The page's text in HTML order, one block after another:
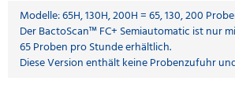
Modelle: 65H, 130H, 200H = 65, 130, 200
Der BactoScan™ FC+ Semiautomatic ist nur
65 Proben pro Stunde erhältlich.
Diese Version enthält keine Probenzufuhr